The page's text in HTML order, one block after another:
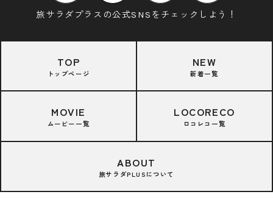
旅サラダプラスの公式SNSをチェックしよう！
TOP
トップページ
NEW
新着一覧
MOVIE
ムービー一覧
LOCORECO
ロコレコ一覧
ABOUT
旅サラダPLUSについて